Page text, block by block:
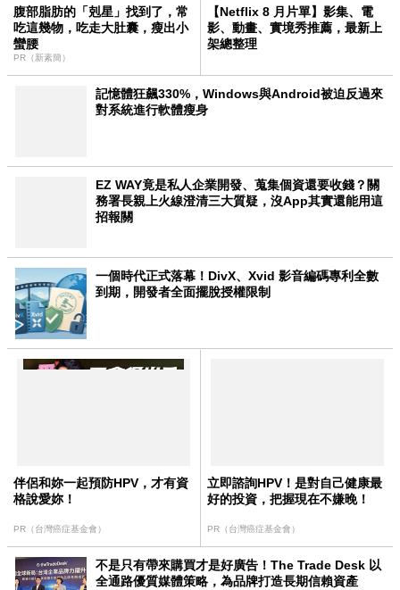
腹部脂肪的「剋星」找到了，常
吃這幾物，吃走大肚囊，瘦出小
蠻腰
PR（新素簡）
【Netflix 8 月片單】影集、電
影、動畫、實境秀推薦，最新上
架總整理
記憶體狂飆330%，Windows與Android被迫反過來
對系統進行軟體瘦身
EZ WAY竟是私人企業開發、蒐集個資還要收錢？關
務署長親上火線澄清三大質疑，沒App其實還能用這
招報關
一個時代正式落幕！DivX、Xvid 影音編碼專利全數
到期，開發者全面擺脫授權限制
伴侶和妳一起預防HPV，才有資
格說愛妳！
PR（台灣癌症基金會）
立即諮詢HPV！是對自己健康最
好的投資，把握現在不嫌晚！
PR（台灣癌症基金會）
不是只有帶來購買才是好廣告！The Trade Desk 以
全通路優質媒體策略，為品牌打造長期信賴資產